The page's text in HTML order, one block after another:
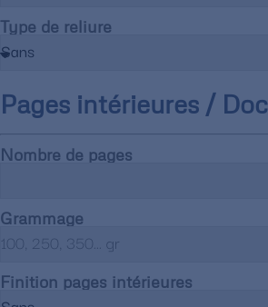
Type de reliure
Pages intérieures /
Nombre de pages
Grammage
Finition pages intérieures